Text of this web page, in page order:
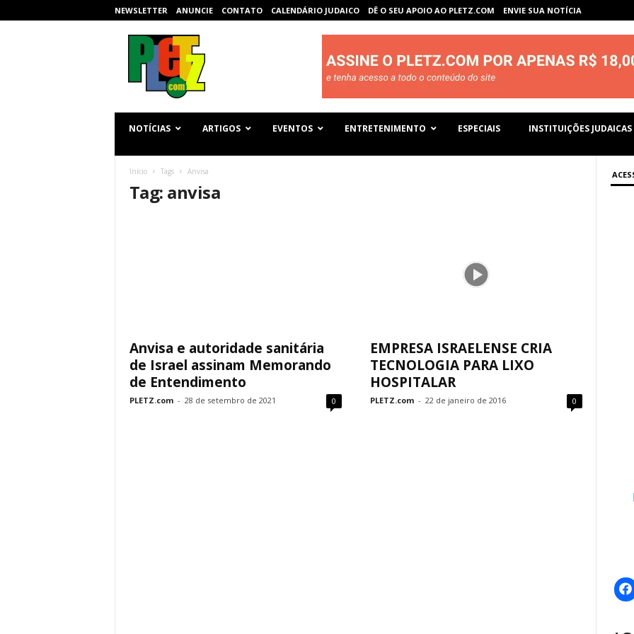
NEWSLETTER ANUNCIE CONTATO CALENDÁRIO JUDAICO DÊ O SEU APOIO AO PLETZ.COM ENVIE SUA NOTÍCIA
NOTÍCIAS ARTIGOS EVENTOS ENTRETENIMENTO ESPECIAIS INSTITUIÇÕES JUDAICAS
Início Tags Anvisa
Tag: anvisa
Anvisa e autoridade sanitária
de Israel assinam Memorando
de Entendimento
PLETZ.com - 28 de setembro de 2021 0
EMPRESA ISRAELENSE CRIA
TECNOLOGIA PARA LIXO
HOSPITALAR
PLETZ.com - 22 de janeiro de 2016 0